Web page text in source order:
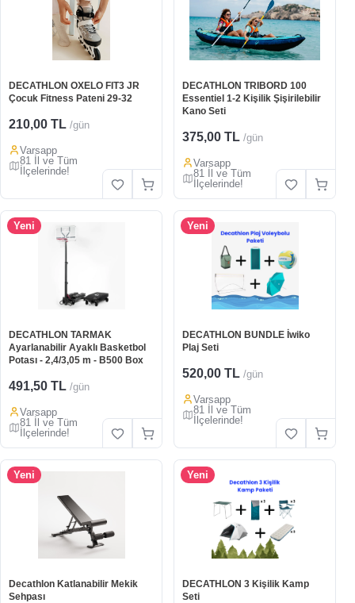
DECATHLON OXELO FIT3 JR
Çocuk Fitness Pateni 29-32
210,00 TL /gün
Varsapp
81 İl ve Tüm
İlçelerinde!
DECATHLON TRIBORD 100
Essentiel 1-2 Kişilik Şişirilebilir
Kano Seti
375,00 TL /gün
Varsapp
81 İl ve Tüm
İlçelerinde!
Yeni
DECATHLON TARMAK
Ayarlanabilir Ayaklı Basketbol
Potası - 2,4/3,05 m - B500 Box
491,50 TL /gün
Varsapp
81 İl ve Tüm
İlçelerinde!
Yeni
DECATHLON BUNDLE İwiko
Plaj Seti
520,00 TL /gün
Varsapp
81 İl ve Tüm
İlçelerinde!
Yeni
Decathlon Katlanabilir Mekik
Sehpası
Yeni
DECATHLON 3 Kişilik Kamp
Seti